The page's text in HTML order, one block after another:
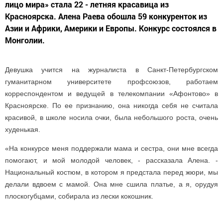
лицо мира» стала 22 - летняя красавица из
Красноярска. Алена Раева обошла 59 конкуренток из
Азии и Африки, Америки и Европы. Конкурс состоялся в
Монголии.
Девушка учится на журналиста в Санкт-Петербургском
гуманитарном университете профсоюзов, работаем
корреспондентом и ведущей в телекомпании «Афонтово» в
Красноярске. По ее признанию, она никогда себя не считала
красивой, в школе носила очки, была небольшого роста, очень
худенькая.
«На конкурсе меня поддержали мама и сестра, они мне всегда
помогают, и мой молодой человек, - рассказала Алена. -
Национальный костюм, в котором я предстала перед жюри, мы
делали вдвоем с мамой. Она мне сшила платье, а я, орудуя
плоскогубцами, собирала из лески кокошник.